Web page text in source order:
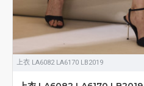
上衣 LA6082 LA6170 LB2019